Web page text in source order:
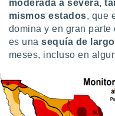
similares
como
este sitio
de
posible
traten tus
moderada a severa,
mismos estados, que
domina y en gran
es una sequía de
meses, incluso en